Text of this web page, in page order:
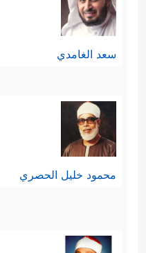
سعد الغامدي
محمود خليل الحصري